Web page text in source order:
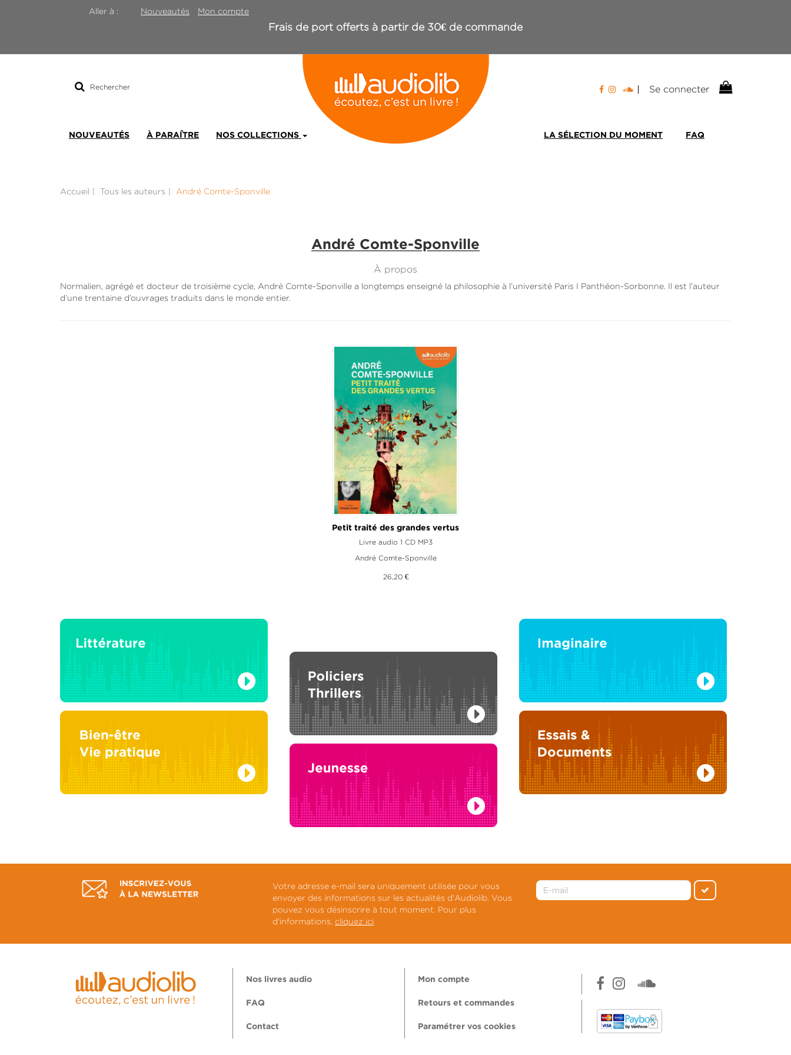
Aller à : Nouveautés Mon compte
Frais de port offerts à partir de 30€ de commande
Rechercher
Se connecter
NOUVEAUTÉS À PARAÎTRE NOS COLLECTIONS LA SÉLECTION DU MOMENT FAQ
Accueil Tous les auteurs André Comte-Sponville
André Comte-Sponville
À propos
Normalien, agrégé et docteur de troisième cycle, André Comte-Sponville a longtemps enseigné la philosophie à l’université Paris I Panthéon-Sorbonne. Il est l’auteur
d’une trentaine d’ouvrages traduits dans le monde entier.
Petit traité des grandes vertus
Livre audio 1 CD MP3
André Comte-Sponville
26,20 €
Votre adresse e-mail sera uniquement utilisée pour vous
envoyer des informations sur les actualités d'Audiolib. Vous
pouvez vous désinscrire à tout moment. Pour plus
d'informations, cliquez ici.
Nos livres audio
FAQ
Contact
Mon compte
Retours et commandes
Paramétrer vos cookies